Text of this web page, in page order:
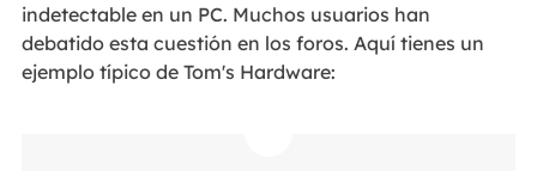
indetectable en un PC. Muchos usuarios han
debatido esta cuestión en los foros. Aquí tienes un
ejemplo típico de Tom's Hardware: